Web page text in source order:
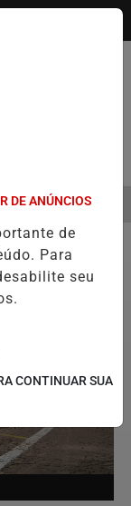
WELTON
MENU
DE ANÚNCIOS
de
Para
seu
CONTINUAR SUA